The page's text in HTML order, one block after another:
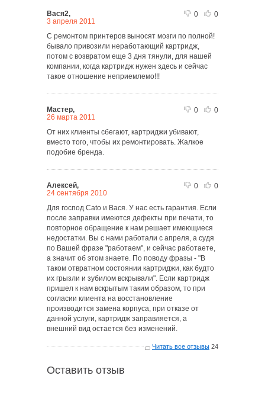
0 0
Вася2,
3 апреля 2011
С ремонтом принтеров выносят мозги по полной!
бывало привозили неработающий картридж,
потом с возвратом еще 3 дня тянули, для нашей
компании, когда картридж нужен здесь и сейчас
такое отношение неприемлемо!!!
0 0
Мастер,
26 марта 2011
От них клиенты сбегают, картриджи убивают,
вместо того, чтобы их ремонтировать. Жалкое
подобие бренда.
0 0
Алексей,
24 сентября 2010
Для господ Cato и Вася. У нас есть гарантия. Если
после заправки имеются дефекты при печати, то
повторное обращение к нам решает имеющиеся
недостатки. Вы с нами работали с апреля, а судя
по Вашей фразе "работаем", и сейчас работаете,
а значит об этом знаете. По поводу фразы - "В
таком отвратном состоянии картриджи, как будто
их грызли и зубилом вскрывали". Если картридж
пришел к нам вскрытым таким образом, то при
согласии клиента на восстановление
производится замена корпуса, при отказе от
данной услуги, картридж заправляется, а
внешний вид остается без изменений.
Читать все отзывы 24
Оставить отзыв